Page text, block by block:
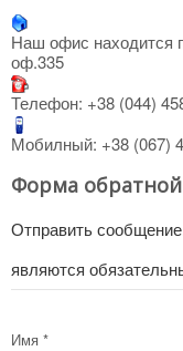
Наш офис находится
оф.335
Телефон: +38 (044)
Мобилный: +38 (067)
Форма обратной
Отправить
являются
Имя *